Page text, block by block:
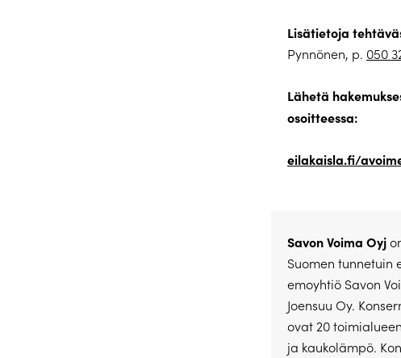
Lisätietoja
Pynnönen, p. 050
Lähetä
osoitteessa:
eilakaisla.fi/
Savon Voima Oyj
Suomen tunnetuin
emoyhtiö Savon
Joensuu Oy.
ovat 20
ja kaukolämpö.